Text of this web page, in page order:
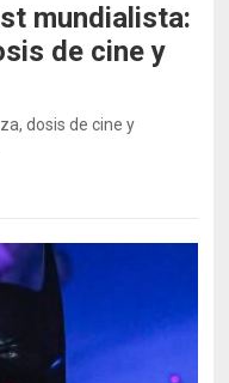
mundialista:
de cine y
dosis de cine y